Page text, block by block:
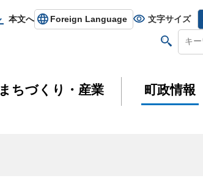
本文へ Foreign Language 文字サイズ
まちづくり・産業 町政情報